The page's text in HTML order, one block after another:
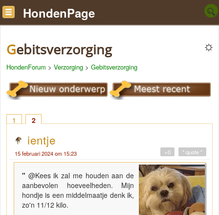
HondenPage
Gebitsverzorging
HondenForum > Verzorging > Gebitsverzorging
1 2
ientje
15 februari 2024 om 15:23 " quote "
+0
" @Kees ik zal me houden aan de
aanbevolen hoeveelheden. Mijn
hondje is een middelmaatje denk ik,
zo'n 11/12 kilo.